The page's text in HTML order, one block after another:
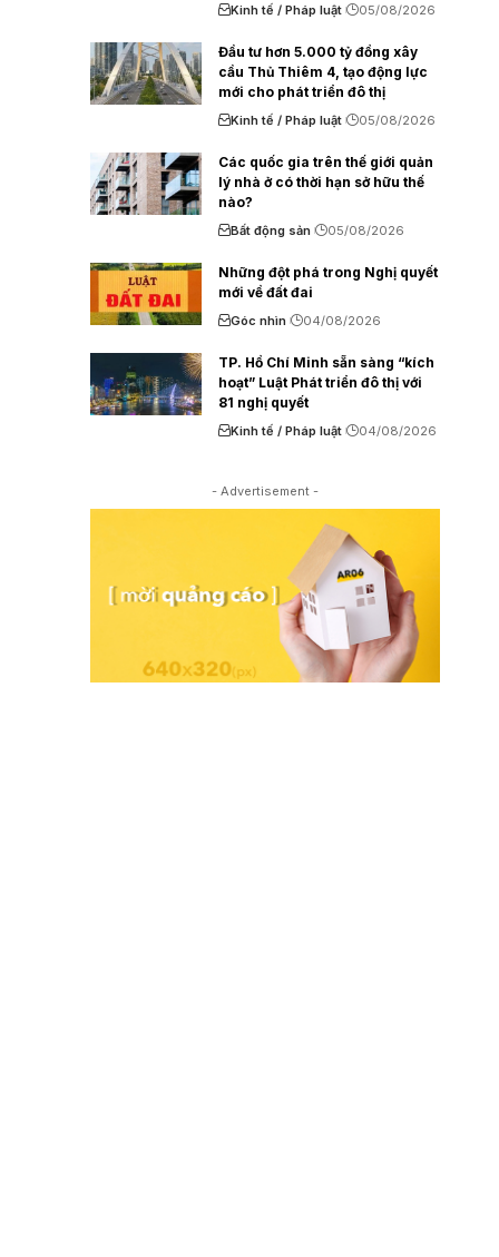
Kinh tế / Pháp luật 05/08/2026
Đầu tư hơn 5.000 tỷ đồng xây
cầu Thủ Thiêm 4, tạo động lực
mới cho phát triển đô thị
Kinh tế / Pháp luật 05/08/2026
Các quốc gia trên thế giới quản
lý nhà ở có thời hạn sở hữu thế
nào?
Bất động sản 05/08/2026
Những đột phá trong Nghị quyết
mới về đất đai
Góc nhìn 04/08/2026
TP. Hồ Chí Minh sẵn sàng “kích
hoạt” Luật Phát triển đô thị với
81 nghị quyết
Kinh tế / Pháp luật 04/08/2026
- Advertisement -